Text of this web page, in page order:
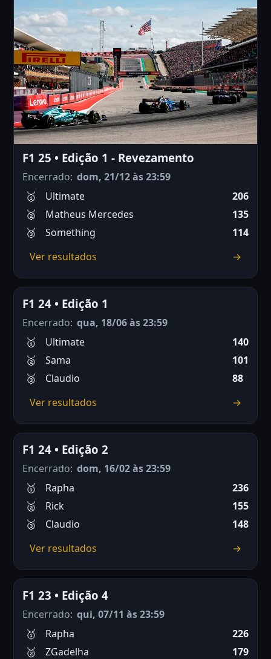
F1 25 • Edição 1 - Revezamento
Encerrado: dom, 21/12 às 23:59
Ultimate
206
Matheus Mercedes
135
Something
114
Ver resultados
→
F1 24 • Edição 1
Encerrado: qua, 18/06 às 23:59
Ultimate
140
Sama
101
Claudio
88
Ver resultados
→
F1 24 • Edição 2
Encerrado: dom, 16/02 às 23:59
Rapha
236
Rick
155
Claudio
148
Ver resultados
→
F1 23 • Edição 4
Encerrado: qui, 07/11 às 23:59
Rapha
226
ZGadelha
179